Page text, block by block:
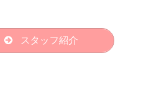
スタッフ紹介